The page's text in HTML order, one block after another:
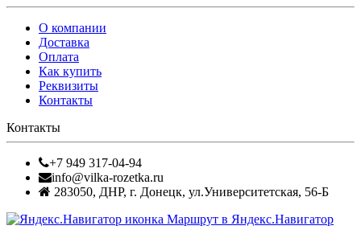
О компании
Доставка
Оплата
Как купить
Реквизиты
Контакты
Контакты
+7 949 317-04-94
info@vilka-rozetka.ru
283050, ДНР, г. Донецк, ул.Университетская, 56-Б
Маршрут в Яндекс.Навигатор